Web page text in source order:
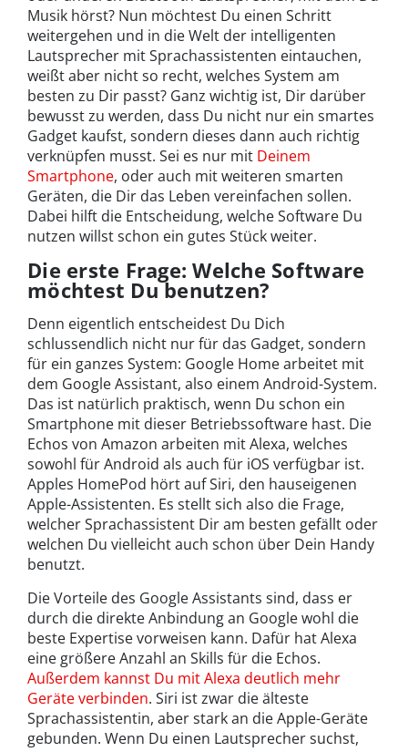
Musik hörst? Nun möchtest Du einen Schritt
weitergehen und in die Welt der intelligenten
Lautsprecher mit Sprachassistenten eintauchen,
weißt aber nicht so recht, welches System am
besten zu Dir passt? Ganz wichtig ist, Dir darüber
bewusst zu werden, dass Du nicht nur ein smartes
Gadget kaufst, sondern dieses dann auch richtig
verknüpfen musst. Sei es nur mit Deinem
Smartphone, oder auch mit weiteren smarten
Geräten, die Dir das Leben vereinfachen sollen.
Dabei hilft die Entscheidung, welche Software Du
nutzen willst schon ein gutes Stück weiter.
Die erste Frage: Welche Software
möchtest Du benutzen?
Denn eigentlich entscheidest Du Dich
schlussendlich nicht nur für das Gadget, sondern
für ein ganzes System: Google Home arbeitet mit
dem Google Assistant, also einem Android-System.
Das ist natürlich praktisch, wenn Du schon ein
Smartphone mit dieser Betriebssoftware hast. Die
Echos von Amazon arbeiten mit Alexa, welches
sowohl für Android als auch für iOS verfügbar ist.
Apples HomePod hört auf Siri, den hauseigenen
Apple-Assistenten. Es stellt sich also die Frage,
welcher Sprachassistent Dir am besten gefällt oder
welchen Du vielleicht auch schon über Dein Handy
benutzt.
Die Vorteile des Google Assistants sind, dass er
durch die direkte Anbindung an Google wohl die
beste Expertise vorweisen kann. Dafür hat Alexa
eine größere Anzahl an Skills für die Echos.
Außerdem kannst Du mit Alexa deutlich mehr
Geräte verbinden. Siri ist zwar die älteste
Sprachassistentin, aber stark an die Apple-Geräte
gebunden. Wenn Du einen Lautsprecher suchst,